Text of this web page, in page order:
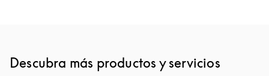
Descubra más productos y servicios